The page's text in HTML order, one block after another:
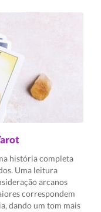
história completa
Uma leitura
arcanos
correspondem
dando um tom mais